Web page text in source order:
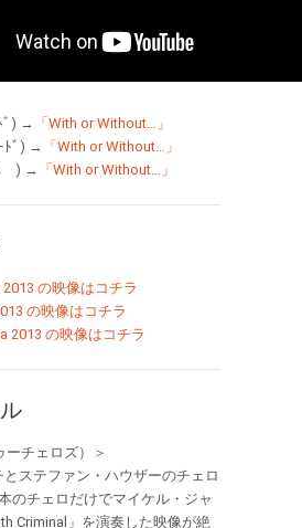
ﾞ) →
「With or Without…」
ﾄﾞ) → 「With or Without…」
) → 「With or Without…」
の映像はコチラ
の映像はコチラ
2013 の映像はコチラ
ーチェロズ）＞
とステファン・ハウザーのチェロ
のチェロだけでマイケル・ジャ
Criminal」を演奏した映像が絶